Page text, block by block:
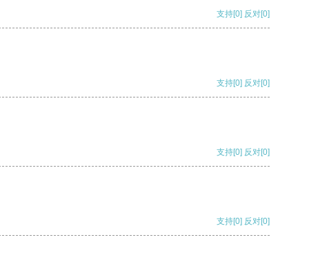
支持[0] 反对[0]
支持[0] 反对[0]
支持[0] 反对[0]
支持[0] 反对[0]